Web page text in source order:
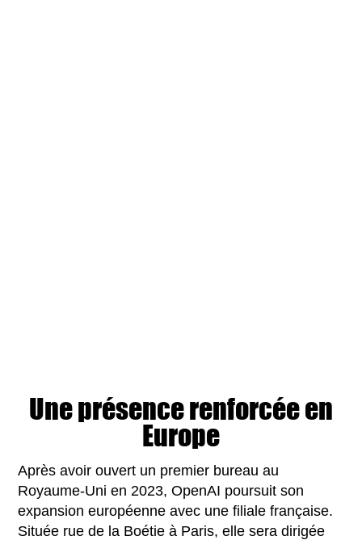
Une présence renforcée en
Europe
Après avoir ouvert un premier bureau au
Royaume-Uni en 2023, OpenAI poursuit son
expansion européenne avec une filiale française.
Située rue de la Boétie à Paris, elle sera dirigée